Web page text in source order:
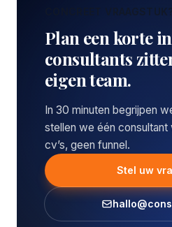
CONCREET VRAAGSTUK?
Plan een korte
consultants
eigen team.
In 30 minuten begrijpen
stellen we één
cv’s, geen funnel.
Stel uw